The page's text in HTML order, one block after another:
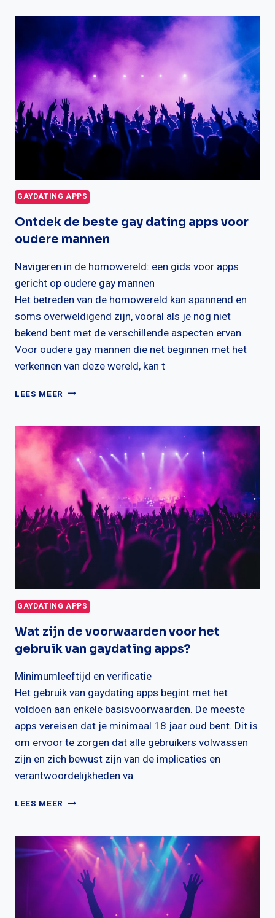
GRATIS
GAY
DATING
SITES
VOOR
JOU!
GAYDATING APPS
Ontdek de beste gay dating apps voor
oudere mannen
Navigeren in de homowereld: een gids voor apps
gericht op oudere gay mannen
Het betreden van de homowereld kan spannend en
soms overweldigend zijn, vooral als je nog niet
bekend bent met de verschillende aspecten ervan.
Voor oudere gay mannen die net beginnen met het
verkennen van deze wereld, kan t
LEES MEER ONTDEK
GAY
DATING
APPS
VOOR
OUDERE
MANNEN
GAYDATING APPS
Wat zijn de voorwaarden voor het
gebruik van gaydating apps?
Minimumleeftijd en verificatie
Het gebruik van gaydating apps begint met het
voldoen aan enkele basisvoorwaarden. De meeste
apps vereisen dat je minimaal 18 jaar oud bent. Dit is
om ervoor te zorgen dat alle gebruikers volwassen
zijn en zich bewust zijn van de implicaties en
verantwoordelijkheden va
LEES MEER WAT
VOORWAARDEN
VOOR
HET
GEBRUIK
GAYDATING